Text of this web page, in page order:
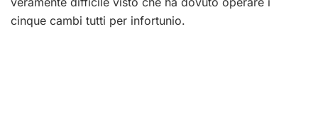
cinque cambi tutti per infortunio.